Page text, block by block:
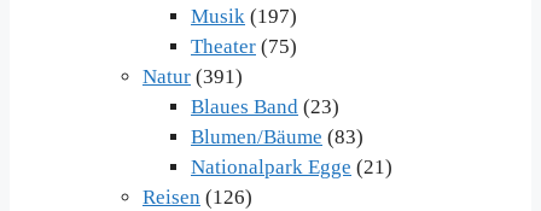
Musik (197)
Theater (75)
Natur (391)
Blaues Band (23)
Blumen/Bäume (83)
Nationalpark Egge (21)
Reisen (126)